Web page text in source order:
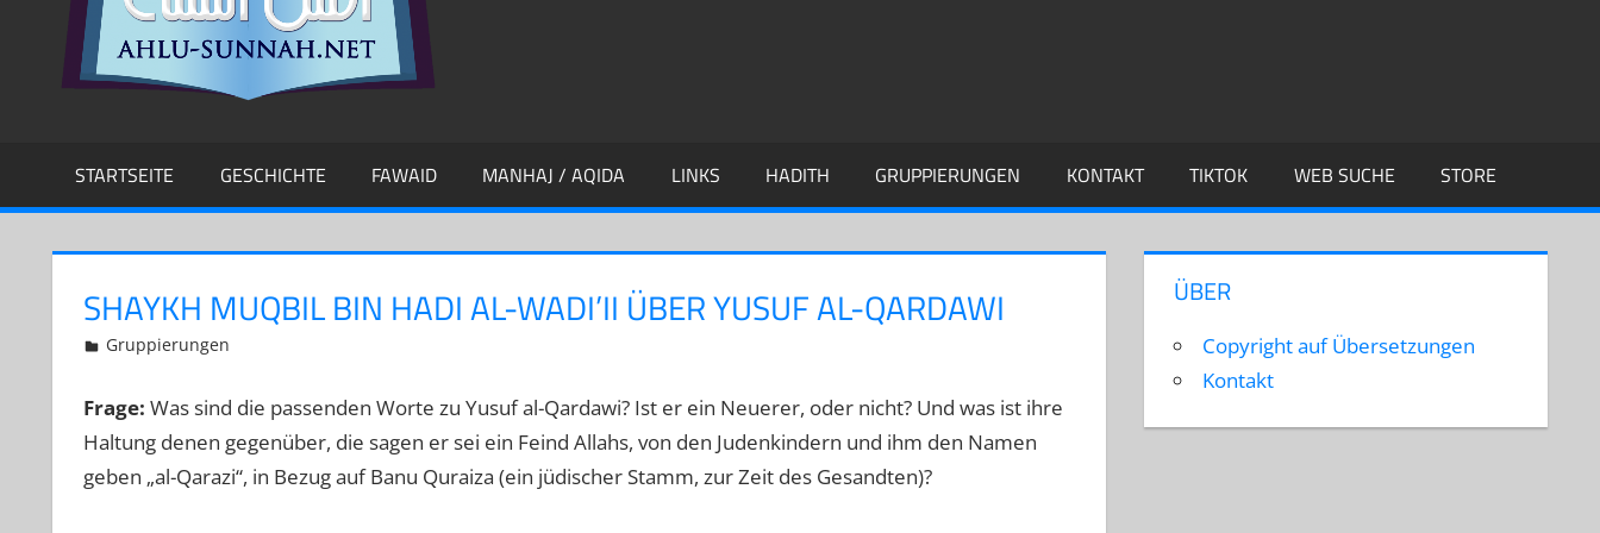
STARTSEITE GESCHICHTE FAWAID MANHAJ / AQIDA LINKS HADITH GRUPPIERUNGEN KONTAKT TIKTOK WEB SUCHE STORE
SHAYKH MUQBIL BIN HADI AL-WADI’II ÜBER YUSUF AL-QARDAWI
1. März 2015
Abu Yakin Al-Athari
Gruppierungen
Frage: Was sind die passenden Worte zu Yusuf al-Qardawi? Ist er ein Neuerer, oder nicht? Und was ist ihre
Haltung denen gegenüber, die sagen er sei ein Feind Allahs, von den Judenkindern und ihm den Namen
geben „al-Qarazi“, in Bezug auf Banu Quraiza (ein jüdischer Stamm, zur Zeit des Gesandten)?
ÜBER
Copyright auf Übersetzungen
Kontakt